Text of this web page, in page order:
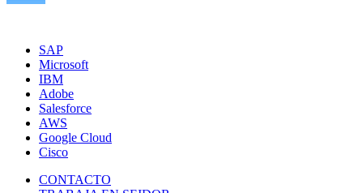
SAP
Microsoft
IBM
Adobe
Salesforce
AWS
Google Cloud
Cisco
CONTACTO